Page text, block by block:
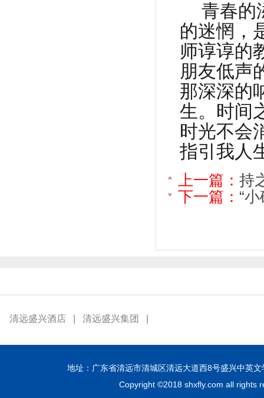
青春的
的迷惘，
师谆谆的
朋友低声
那深深的
生。时间
时光不会
指引我人
上一篇： 持
下一篇： “
清远盛兴酒店 清远盛兴集团
地址：广东省清远市清城区清远大道西8号盛兴中英
Copyright ©2018 shxfly.com all rights